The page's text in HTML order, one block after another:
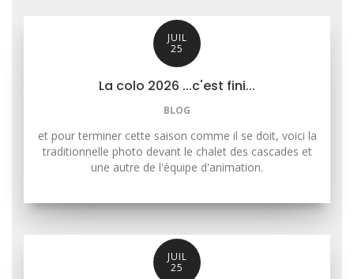
JUIL
25
La colo 2026 ...c'est fini...
BLOG
et pour terminer cette saison comme il se doit, voici la
traditionnelle photo devant le chalet des cascades et
une autre de l'équipe d'animation.
JUIL
25